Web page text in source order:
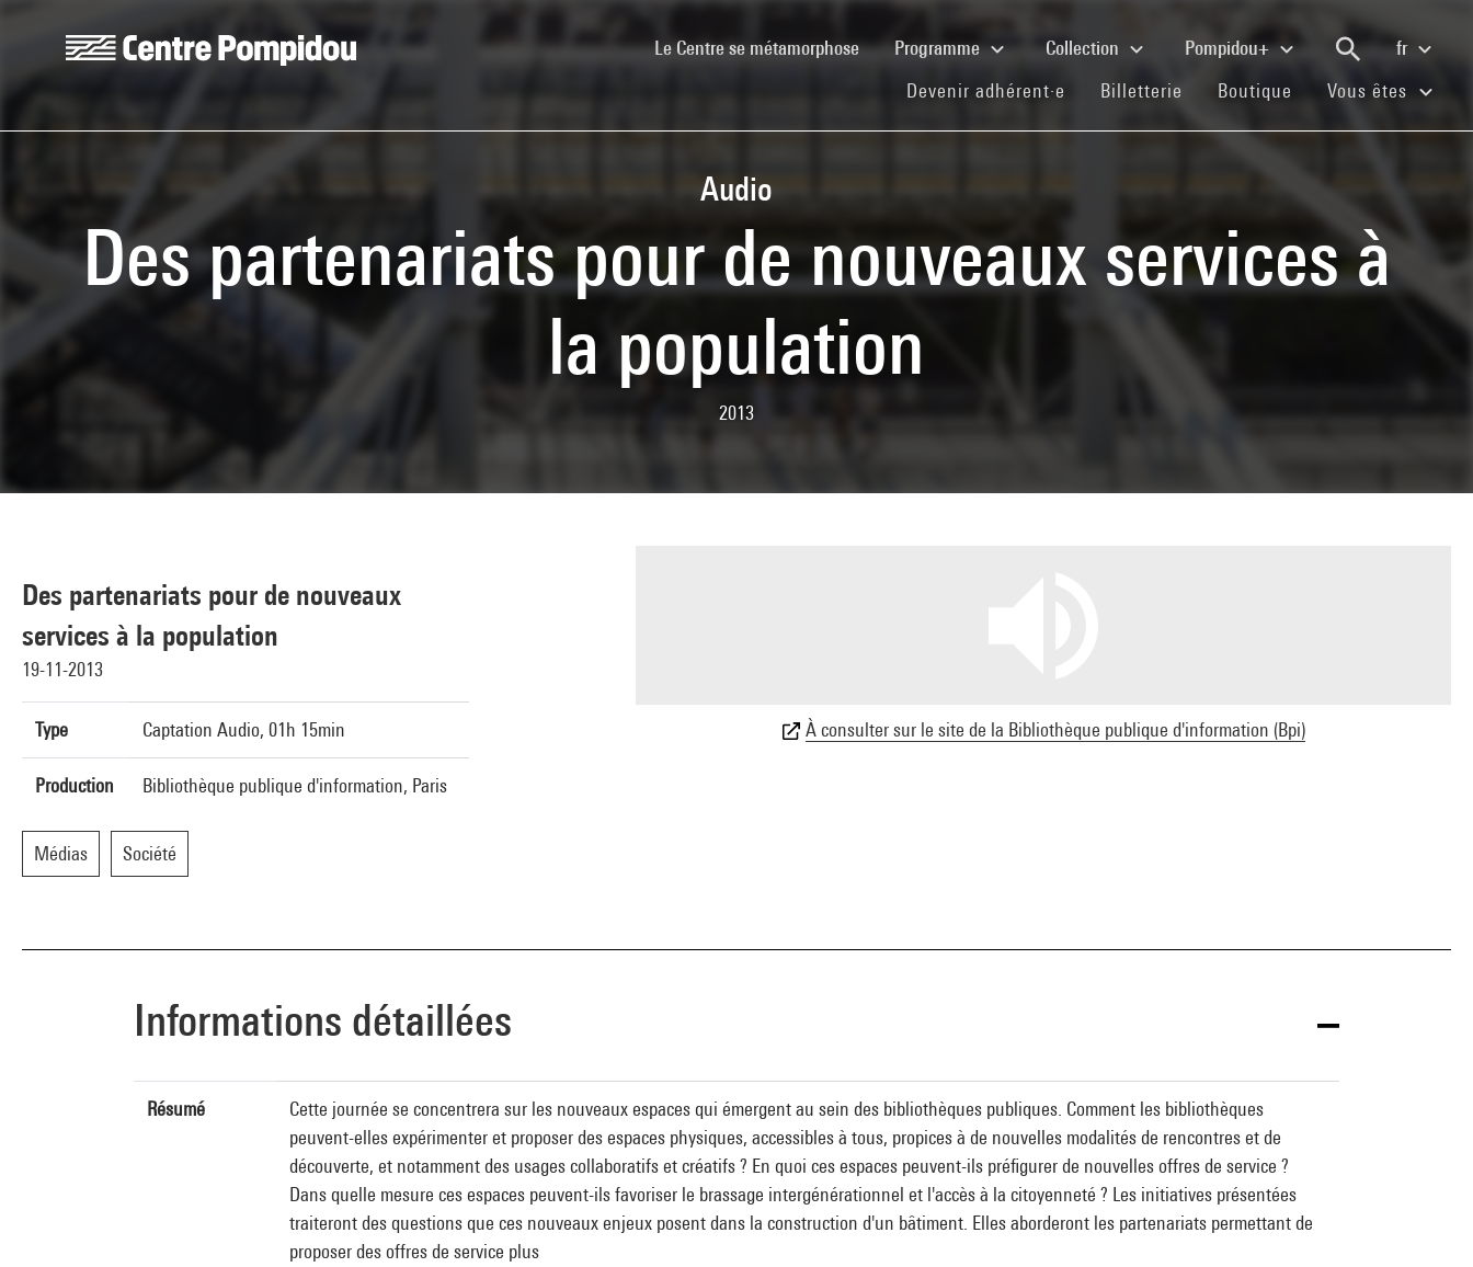
Le Centre se métamorphose(current)Programme Collection Pompidou+
fr
Devenir adhérent·e (current)
Billetterie (current)
Boutique (current)
Vous êtes
Audio
Des partenariats pour de nouveaux services à
la population
2013
Des partenariats pour de nouveaux
services à la population
19-11-2013
Type Captation Audio, 01h 15min
Production Bibliothèque publique d'information, Paris
Médias Société
À consulter sur le site de la Bibliothèque publique d'information (Bpi)
Informations détaillées
Résumé
Cette journée se concentrera sur les nouveaux espaces qui émergent au sein des bibliothèques publiques. Comment les bibliothèques
peuvent-elles expérimenter et proposer des espaces physiques, accessibles à tous, propices à de nouvelles modalités de rencontres et de
découverte, et notamment des usages collaboratifs et créatifs ? En quoi ces espaces peuvent-ils préfigurer de nouvelles offres de service ?
Dans quelle mesure ces espaces peuvent-ils favoriser le brassage intergénérationnel et l'accès à la citoyenneté ? Les initiatives présentées
traiteront des questions que ces nouveaux enjeux posent dans la construction d'un bâtiment. Elles aborderont les partenariats permettant de
proposer des offres de service plus